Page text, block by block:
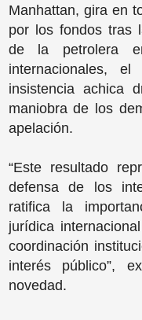
Manhattan, gira en
por los fondos tras
de la petrolera
internacionales,
insistencia achica
maniobra de los
apelación.
“Este resultado
defensa de los
ratifica la
jurídica
coordinación
interés público”,
novedad.